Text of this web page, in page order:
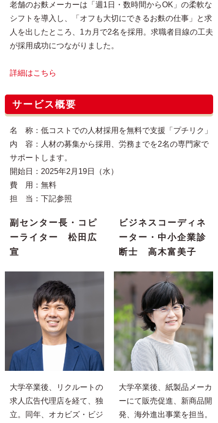
老舗のお麩メーカーは「週1日・数時間からOK」の柔軟な
シフトを導入し、「オフも大切にできるお麩の仕事」と求
人を出したところ、1カ月で2名を採用。求職者目線の工夫
が採用成功につながりました。
詳細はこちら
サービス概要
名 称：低コストでの人材採用を無料で支援「プチリク」
内 容：人材の募集から採用、労務までを2名の専門家で
サポートします。
開始日：2025年2月19日（水）
費 用：無料
担 当：下記参照
副センター長・コピ
ーライター 松田広
宣
大学卒業後、リクルートの
求人広告代理店を経て、独
立。同年、オカビズ・ビジ
ビジネスコーディネ
ーター・中小企業診
断士 高木富美子
大学卒業後、紙製品メーカ
ーにて販売促進、新商品開
発、海外進出事業を担当。